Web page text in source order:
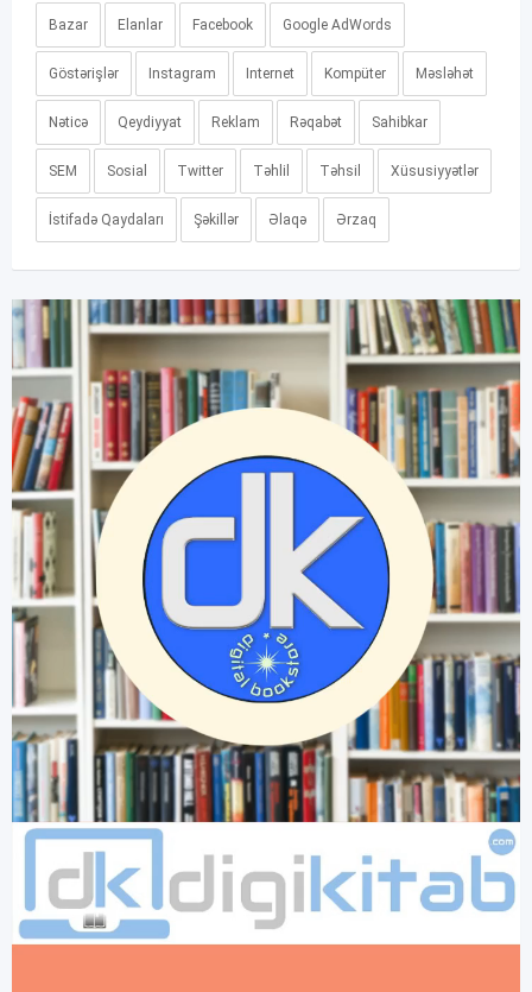
Bazar Elanlar Facebook Google AdWords
Göstərişlər Instagram Internet Kompüter Məsləhət
Nəticə Qeydiyyat Reklam Rəqabət Sahibkar
SEM Sosial Twitter Təhlil Təhsil Xüsusiyyətlər
İstifadə Qaydaları Şəkillər Əlaqə Ərzaq